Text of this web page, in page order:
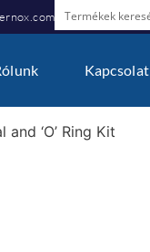
Kapcsolat
‘O’ Ring Kit